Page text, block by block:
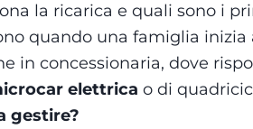
la ricarica e quali sono i
quando una famiglia
in concessionaria, dove
elettrica o di
gestire?